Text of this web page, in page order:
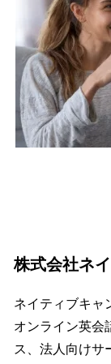
株式会社ネ
ネイティブキャ
オンライン英会
ス、法人向けサ